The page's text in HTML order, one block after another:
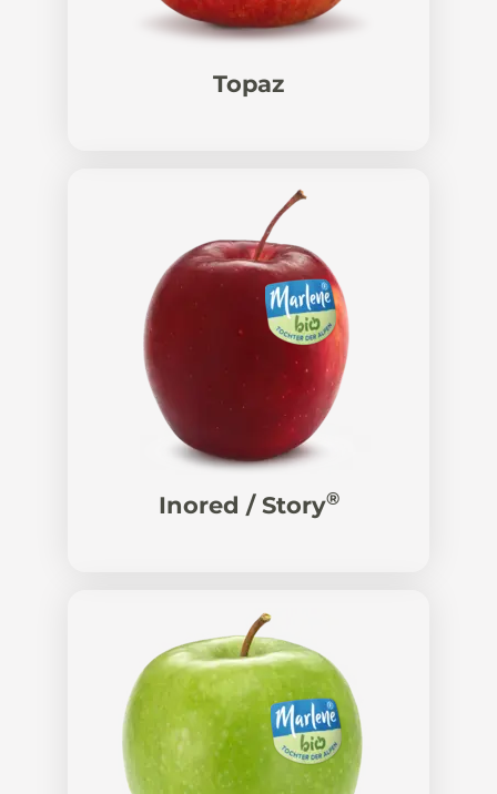
Topaz
Inored / Story®